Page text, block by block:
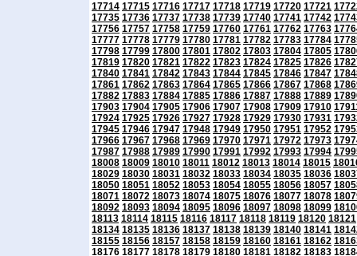
17714 17715 17716 17717 17718 17719 17720 17721
17735 17736 17737 17738 17739 17740 17741 17742
17756 17757 17758 17759 17760 17761 17762 17763
17777 17778 17779 17780 17781 17782 17783 17784
17798 17799 17800 17801 17802 17803 17804 17805
17819 17820 17821 17822 17823 17824 17825 17826
17840 17841 17842 17843 17844 17845 17846 17847
17861 17862 17863 17864 17865 17866 17867 17868
17882 17883 17884 17885 17886 17887 17888 17889
17903 17904 17905 17906 17907 17908 17909 17910
17924 17925 17926 17927 17928 17929 17930 17931
17945 17946 17947 17948 17949 17950 17951 17952
17966 17967 17968 17969 17970 17971 17972 17973
17987 17988 17989 17990 17991 17992 17993 17994
18008 18009 18010 18011 18012 18013 18014 18015
18029 18030 18031 18032 18033 18034 18035 18036
18050 18051 18052 18053 18054 18055 18056 18057
18071 18072 18073 18074 18075 18076 18077 18078
18092 18093 18094 18095 18096 18097 18098 18099
18113 18114 18115 18116 18117 18118 18119 18120 18121
18134 18135 18136 18137 18138 18139 18140 18141
18155 18156 18157 18158 18159 18160 18161 18162
18176 18177 18178 18179 18180 18181 18182 18183